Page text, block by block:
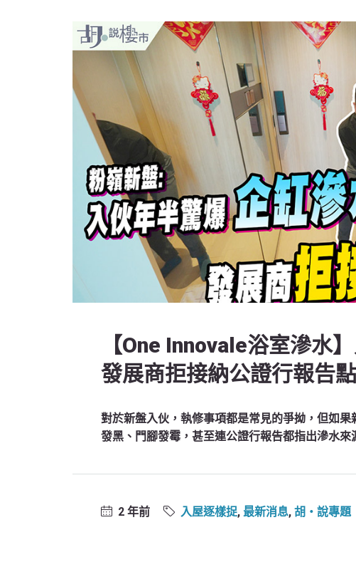
【One Innovale浴室滲水
發展商拒接納公證行報告
對於新盤入伙，執修事項都是常見的爭拗，但如
發黑、門腳發霉，甚至連公證行報告都指出滲水
2 年前 入屋逐樣捉, 最新消息, 胡‧說專題